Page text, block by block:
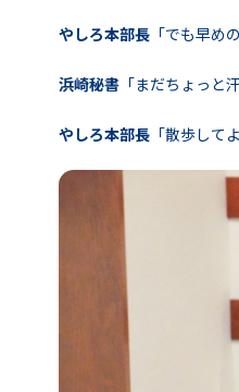
やしろ本部長 「でも早
浜崎秘書 「まだちょっと
やしろ本部長 「散歩して